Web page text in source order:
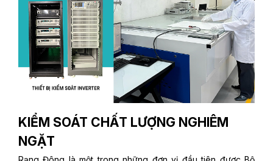
KIỂM SOÁT CHẤT LƯỢNG NGHIÊM
NGẶT